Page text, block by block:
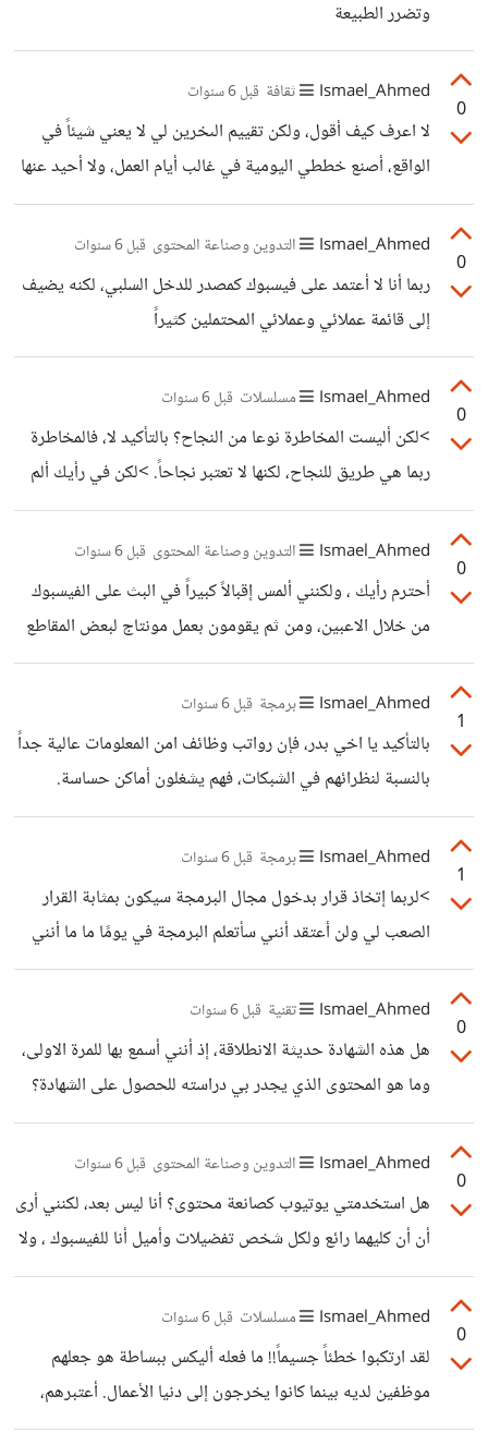
وتضرر الطبيعة
0
Ismael_Ahmed ثقافة قبل 6 سنوات
لا اعرف كيف أقول، ولكن تقييم الىخرين لي لا يعني شيئاً في
الواقع، أصنع خططي اليومية في غالب أيام العمل، ولا أحيد عنها
أبداً وهذا يرضيني كثيراً، بل ان البعض من معارفي قد أعجبوا
بهذا الجانب من شخصيتي *الحمد لله أنهم لا يدركون أنني أحياناً
أختلق الأعذار!*
0
Ismael_Ahmed التدوين وصناعة المحتوى قبل 6 سنوات
ربما أنا لا أعتمد على فيسبوك كمصدر للدخل السلبي، لكنه يضيف
إلى قائمة عملائي وعملائي المحتملين كثيراً
0
Ismael_Ahmed مسلسلات قبل 6 سنوات
>لكن أليست المخاطرة نوعا من النجاح؟ بالتأكيد لا، فالمخاطرة
ربما هي طريق للنجاح، لكنها لا تعتبر نجاحاً. >لكن في رأيك ألم
يتعرض رواد الأعمال الناجحون حاليا لأي فشل..؟ وهل الخبرة
هي الحامي عن أي محاولات مثل ما فعل أليكس؟ بالتأكيد عفاف
، فإن الرضوخ لسلطة المال، وترك الشغف والإيمان بمشروعهم منذ
البداية كان فشلاً ذريعاً بل الاولى لهم أن يمضوا في الخطط التي
0
Ismael_Ahmed التدوين وصناعة المحتوى قبل 6 سنوات
أحترم رأيك ، ولكنني ألمس إقبالاً كبيراً في البث على الفيسبوك
من خلال الاعبين، ومن ثم يقومون بعمل مونتاج لبعض المقاطع
من البث المباشر ويقومون بنشرها في اليوتيوب
1
Ismael_Ahmed برمجة قبل 6 سنوات
بالتأكيد يا اخي بدر، فإن رواتب وظائف امن المعلومات عالية جداً
بالنسبة لنظرائهم في الشبكات، فهم يشغلون أماكن حساسة.
1
Ismael_Ahmed برمجة قبل 6 سنوات
>لربما إتخاذ قرار بدخول مجال البرمجة سيكون بمثابة القرار
الصعب لي ولن أعتقد أنني سأتعلم البرمجة في يومًا ما ما أنني
أتابع المحتوى التقني وأحيانًا بعض الفيديوهات التي تتعلق
بالبرمجة . مسار البرمجة بشكل عام هو مسار رائع وليس صعباً،
لكنه يتطلب المثابرة والسعي دائم وراء المعلومة، بدات العددي
من الدول ومن ضمنها دول الشرق الأوسط كالسعودية بتعليم
البرمجة للأطفال(أساسيات البرمجة). وأيضأ يعمل موقع إدراك
أنني أود دخول البرمجة ،
0
Ismael_Ahmed تقنية قبل 6 سنوات
هل هذه الشهادة حديثة الانطلاقة، إذ أنني أسمع بها للمرة الاولى،
وما هو المحتوى الذي يجدر بي دراسته للحصول على الشهادة؟
وما هو نطاق سعرها ؟ وهل هي بديل عن CCNA؟
0
Ismael_Ahmed التدوين وصناعة المحتوى قبل 6 سنوات
هل استخدمتي يوتيوب كصانعة محتوى؟ أنا ليس بعد، لكنني أرى
أن أن كليهما رائع ولكل شخص تفضيلات وأميل أنا للفيسبوك ، ولا
تقلقي سها فالاعلانات تلاحقنا في كل مكان
0
Ismael_Ahmed مسلسلات قبل 6 سنوات
لقد ارتكبوا خطئاً جسيماً!! ما فعله أليكس ببساطة هو جعلهم
موظفين لديه بينما كانوا يخرجون إلى دنيا الأعمال. أعتبرهم،